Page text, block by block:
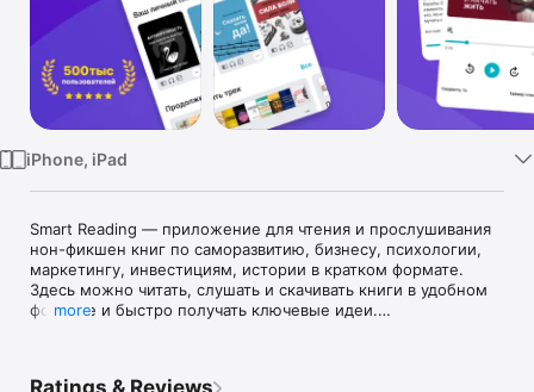
iPhone, iPad
Smart Reading — приложение для чтения и прослушивания
нон-фикшен книг по саморазвитию, бизнесу, психологии,
маркетингу, инвестициям, истории в кратком формате.
Здесь можно читать, слушать и скачивать книги в удобном
формате и быстро получать ключевые идеи.
more